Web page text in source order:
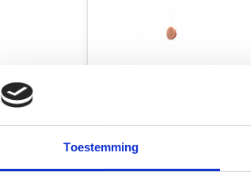
Toestemming
Hoekverbinder rond
afdekkap licht bruin à 4